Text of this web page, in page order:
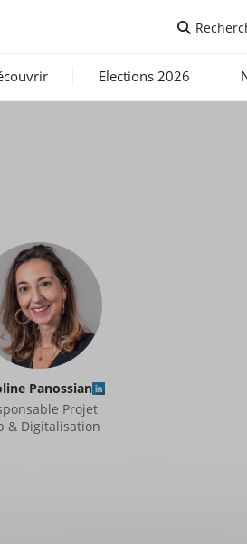
Elections 2026
Panossian
Projet
& Digitalisation